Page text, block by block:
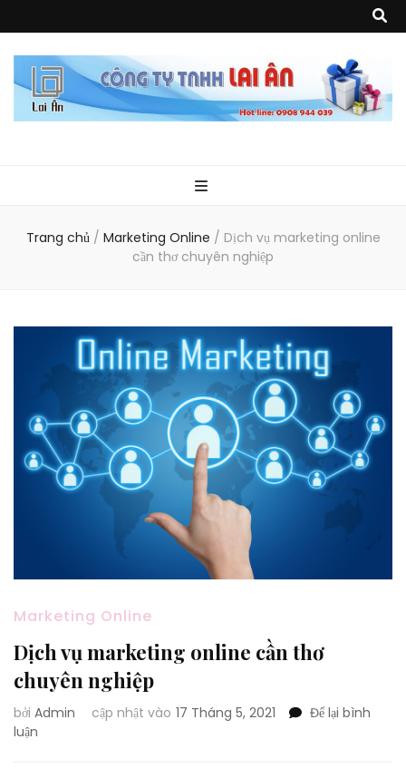
Ân
phẩm về nhựa như áo mưa, túi nhựa, handger…Đặc biệt là các sản phẩm
từ MICA, MDF, FORMAT như tủ trưng bày, quầy, kệ, Tray…
Trang chủ / Marketing Online / Dịch vụ marketing online
cần thơ chuyên nghiệp
Marketing Online
Dịch vụ marketing online cần thơ
chuyên nghiệp
bởi Admin cập nhật vào 17 Tháng 5, 2021
Để lại bình
luận